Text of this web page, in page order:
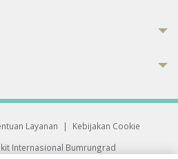
Layanan |
Kebijakan Cookie
Internasional Bumrungrad